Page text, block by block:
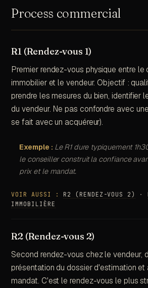
Process commercial
R1 (Rendez-vous 1)
Premier rendez-vous physique entre le
immobilier et le vendeur. Objectif :
prendre les mesures du bien, identifier
du vendeur. Ne pas confondre avec
se fait avec un acquéreur).
Exemple : Le R1 dure typiquement
le conseiller construit la confiance
prix et le mandat.
VOIR AUSSI : R2 (RENDEZ-VOUS 2) ·
IMMOBILIÈRE
R2 (Rendez-vous 2)
Second rendez-vous chez le vendeur,
présentation du dossier d'estimation et
mandat. C'est le rendez-vous le plus